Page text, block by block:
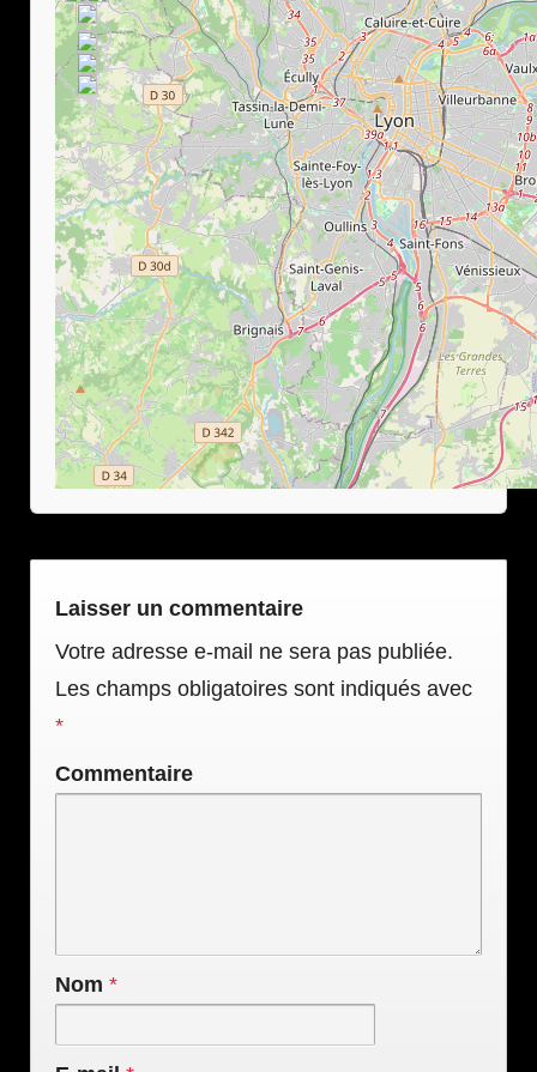
Laisser un commentaire
Votre adresse e-mail ne sera pas publiée.
Les champs obligatoires sont indiqués avec
*
Commentaire
Nom *